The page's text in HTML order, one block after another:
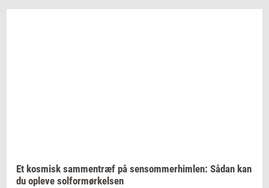
Et kos­misk sam­men­træf på sen­som­mer­him­len: Sådan kan
du op­le­ve sol­for­mør­kel­sen